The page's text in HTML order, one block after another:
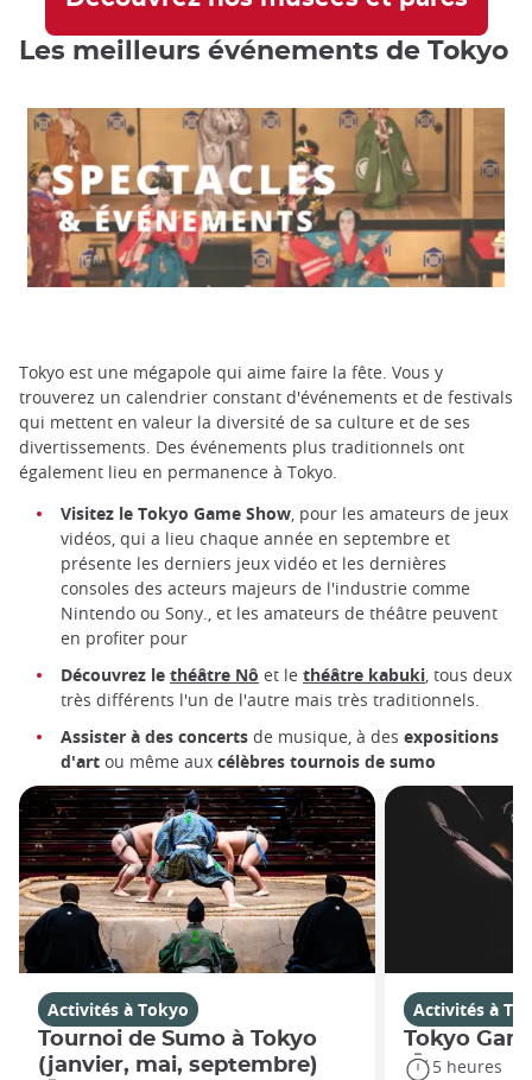
Les meilleurs événements de Tokyo
Tokyo est une mégapole qui aime faire la fête. Vous y
trouverez un calendrier constant d'événements et de festivals
qui mettent en valeur la diversité de sa culture et de ses
divertissements. Des événements plus traditionnels ont
également lieu en permanence à Tokyo.
Visitez le Tokyo Game Show , pour les amateurs de jeux
vidéos, qui a lieu chaque année en septembre et
présente les derniers jeux vidéo et les dernières
consoles des acteurs majeurs de l'industrie comme
Nintendo ou Sony., et les amateurs de théâtre peuvent
en profiter pour
Découvrez le théâtre Nô et le théâtre kabuki , tous deux
très différents l'un de l'autre mais très traditionnels.
Assister à des concerts de musique, à des expositions
d'art ou même aux célèbres tournois de sumo
Activités à Tokyo
Tournoi de Sumo à Tokyo
(janvier, mai, septembre)
Activités à
Tokyo
5 heures